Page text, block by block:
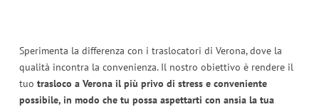
Sperimenta la differenza con i traslocatori di Verona, dove la
qualità incontra la convenienza. Il nostro obiettivo è rendere il
tuo trasloco a Verona il più privo di stress e conveniente
possibile, in modo che tu possa aspettarti con ansia la tua